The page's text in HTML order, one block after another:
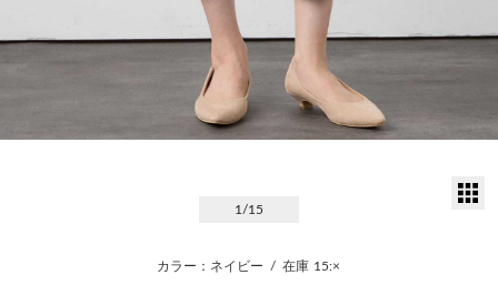
1 /15
カラー：ネイビー / 在庫 15:×